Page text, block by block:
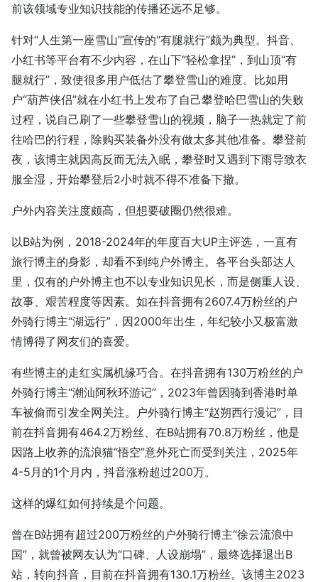
前该领域专业知识技能的传播还远不足够。
针对“人生第一座雪山”宣传的“有腿就行”颇为典型。抖音、
小红书等平台有不少内容，在山下“轻松拿捏”，到山顶“有
腿就行”，致使很多用户低估了攀登雪山的难度。比如用
户“葫芦侠侣”就在小红书上发布了自己攀登哈巴雪山的失败
过程，说自己刷了一些攀登雪山的视频，脑子一热就定了前
往哈巴的行程，除购买装备外没有做太多其他准备。攀登前
夜，该博主就因高反而无法入眠，攀登时又遇到下雨导致衣
服全湿，开始攀登后2小时就不得不准备下撤。
户外内容关注度颇高，但想要破圈仍然很难。
以B站为例，2018-2024年的年度百大UP主评选，一直有
旅行博主的身影，却看不到纯户外博主。各平台头部达人
里，仅有的户外博主也不以专业知识见长，而是侧重人设、
故事、艰苦程度等因素。如在抖音拥有2607.4万粉丝的户
外骑行博主“湖远行”，因2000年出生，年纪较小又极富激
情博得了网友们的喜爱。
有些博主的走红实属机缘巧合。在抖音拥有130万粉丝的户
外骑行博主“潮汕阿秋环游记”，2023年曾因骑到香港时单
车被偷而引发全网关注。户外骑行博主“赵朔西行漫记”，目
前在抖音拥有464.2万粉丝、在B站拥有70.8万粉丝，他是
因路上收养的流浪猫“悟空”意外死亡而受到关注，2025年
4-5月的1个月内，抖音涨粉超过200万。
这样的爆红如何持续是个问题。
曾在B站拥有超过200万粉丝的户外骑行博主“徐云流浪中
国”，就曾被网友认为“口碑、人设崩塌”，最终选择退出B
站，转向抖音，目前在抖音拥有130.1万粉丝。该博主2023